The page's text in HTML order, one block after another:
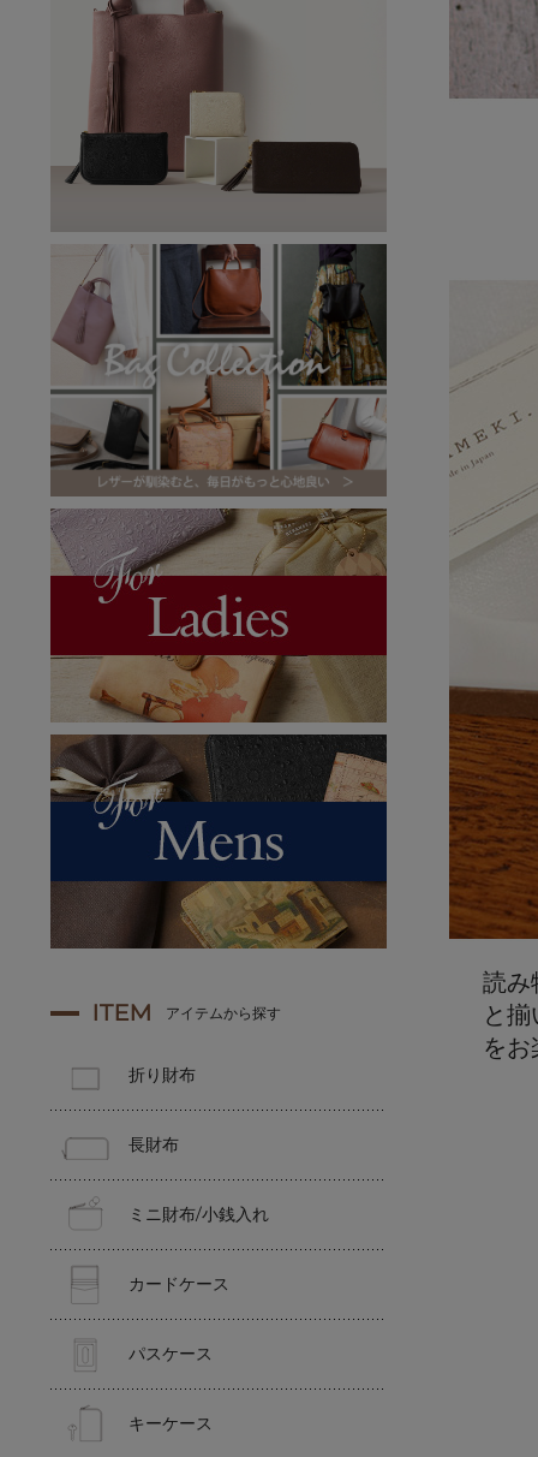
ITEM アイテムから探す
折り財布
長財布
ミニ財布/小銭入れ
カードケース
パスケース
キーケース
読み
と
をお